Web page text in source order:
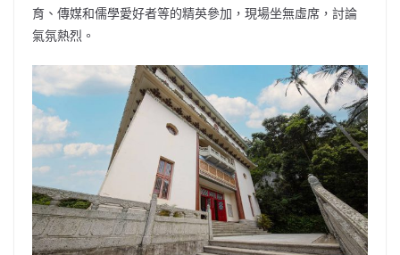
育、傳媒和儒學愛好者等的精英參加，現場坐無虛席，討論
氣氛熱烈。